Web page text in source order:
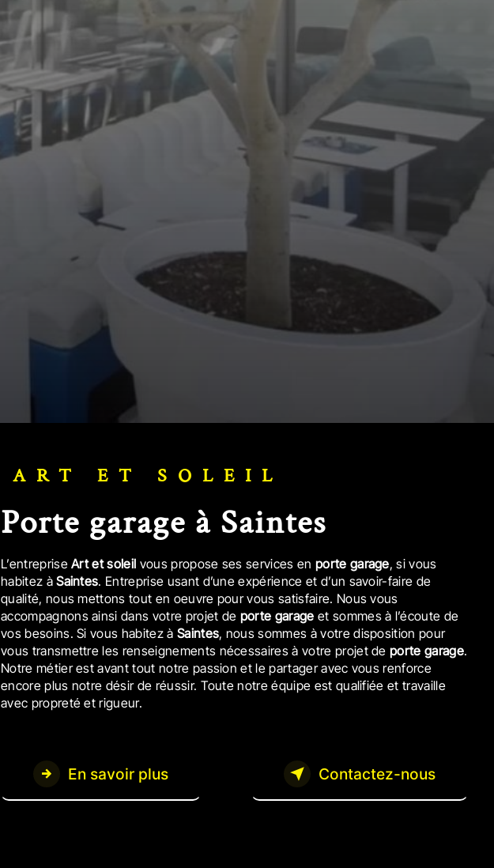
ART ET SOLEIL
porte garage à Saintes
L’entrepriseArt et soleil vous propose ses services en porte garage, si vous
habitez àSaintes. Entreprise usant d’une expérience et d’un savoir-faire de
qualité, nous mettons tout en oeuvre pour vous satisfaire. Nous vous
accompagnons ainsi dans votre projet de porte garage et sommes à l’écoute de
vos besoins. Si vous habitez à Saintes, nous sommes à votre disposition pour
vous transmettre les renseignements nécessaires à votre projet deporte garage.
Notre métier est avant tout notre passion et le partager avec vous renforce
encore plus notre désir de réussir. Toute notre équipe est qualifiée et travaille
avec propreté et rigueur.
En savoir plus Contactez-nous